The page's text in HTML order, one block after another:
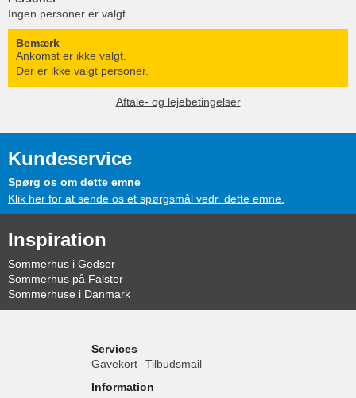
Ingen personer er valgt
Bemærk
Ankomst er ikke valgt.
Der er ikke valgt personer.
Aftale- og lejebetingelser
Kundeservice
Spørg os om dette emne
Klik her for at sende os et spørgsmål vedr. dette emne.
Inspiration
Sommerhus i Gedser
Sommerhus på Falster
Sommerhuse i Danmark
Services
Gavekort
Tilbudsmail
Information